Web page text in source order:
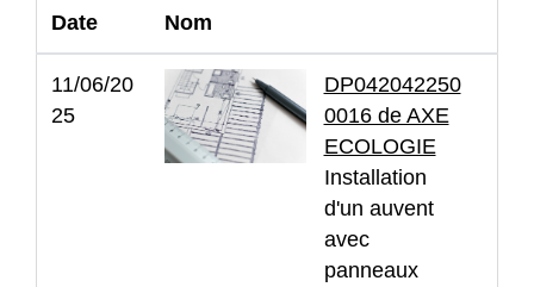
Date Nom
11/06/20
25
DP042042250
0016 de AXE
ECOLOGIE
Installation
d'un auvent
avec
panneaux